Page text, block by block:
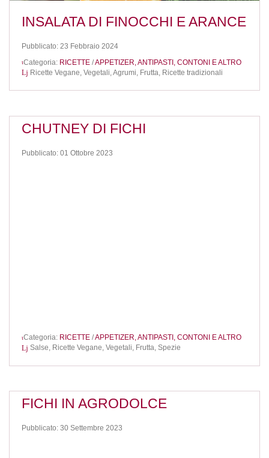
INSALATA DI FINOCCHI E ARANCE
Pubblicato: 23 Febbraio 2024
Categoria: RICETTE /APPETIZER, ANTIPASTI, CONTONI E ALTRO
Ricette Vegane, Vegetali,Agrumi, Frutta, Ricette tradizionali
CHUTNEY DI FICHI
Pubblicato: 01 Ottobre 2023
Categoria: RICETTE /APPETIZER, ANTIPASTI, CONTONI E ALTRO
Salse, Ricette Vegane, Vegetali, Frutta, Spezie
FICHI IN AGRODOLCE
Pubblicato: 30 Settembre 2023